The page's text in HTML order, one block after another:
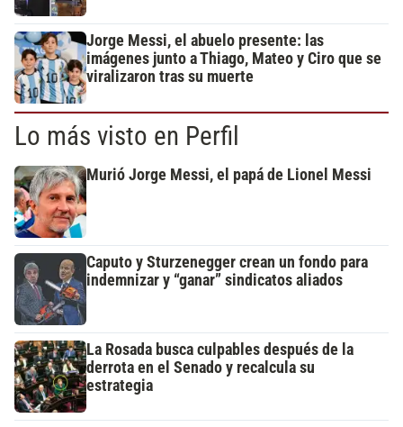
Jorge Messi, el abuelo presente: las
imágenes junto a Thiago, Mateo y Ciro que se
viralizaron tras su muerte
Lo más visto en Perfil
Murió Jorge Messi, el papá de Lionel Messi
Caputo y Sturzenegger crean un fondo para
indemnizar y “ganar” sindicatos aliados
La Rosada busca culpables después de la
derrota en el Senado y recalcula su
estrategia